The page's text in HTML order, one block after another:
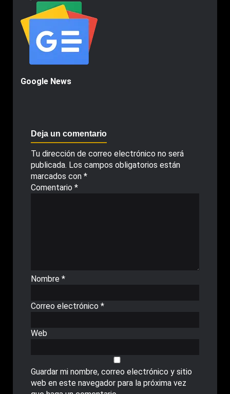
Google News
Deja un comentario
Tu dirección de correo electrónico no será
publicada. Los campos obligatorios están
marcados con *
Comentario *
Nombre *
Correo electrónico *
Web
Guardar mi nombre, correo electrónico y sitio
web en este navegador para la próxima vez